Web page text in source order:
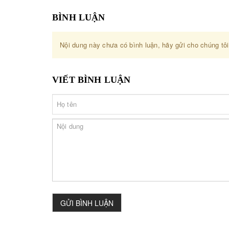
BÌNH LUẬN
Nội dung này chưa có bình luận, hãy gửi cho chúng
VIẾT BÌNH LUẬN
GỬI BÌNH LUẬN